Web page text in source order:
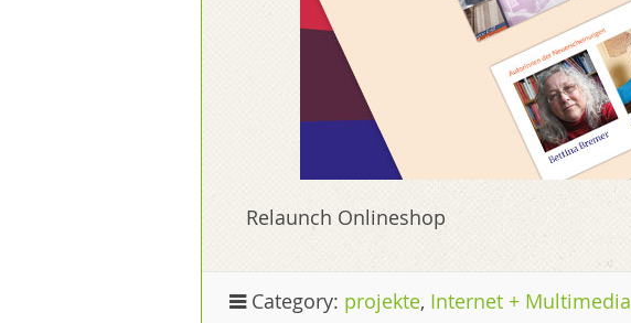
Relaunch Onlineshop
Category: projekte, Internet + Multimedia